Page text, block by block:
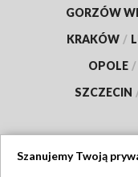
GORZÓW
KRAKÓW /
OPOLE /
SZCZECIN
Szanujemy Twoją